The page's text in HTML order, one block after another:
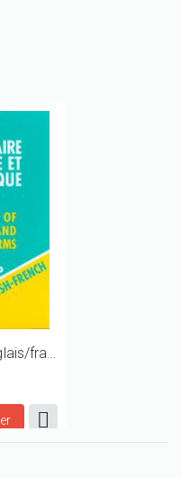
Dictionnaire anglais/français technique et scientifique